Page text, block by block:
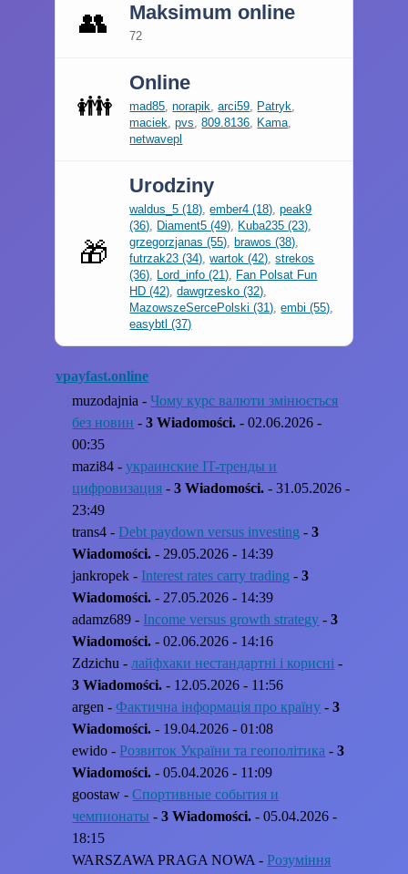
👥 Maksimum online
72
👪
Online
mad85,norapik,arci59, Patryk,
maciek,pvs,809.8136, Kama,
netwavepl
🎁
Urodziny
waldus_5 (18),ember4 (18),peak9
(36), Diament5 (49), Kuba235 (23),
grzegorzjanas (55), brawos (38),
futrzak23 (34),wartok (42),strekos
(36), Lord_info (21), Fan Polsat Fun
HD (42),dawgrzesko (32),
MazowszeSercePolski (31),embi (55),
easybtl (37)
vpayfast.online
muzodajnia -Чому курс валюти змінюється
без новин -3 Wiadomości. - 02.06.2026 -
00:35
mazi84 -украинские IT-тренды и
цифровизация -3 Wiadomości. - 31.05.2026 -
23:49
trans4 -Debt paydown versus investing -3
Wiadomości. - 29.05.2026 - 14:39
jankropek - Interest rates carry trading -3
Wiadomości. - 27.05.2026 - 14:39
adamz689 - Income versus growth strategy -3
Wiadomości. - 02.06.2026 - 14:16
Zdzichu -лайфхаки нестандартні і корисні -
3 Wiadomości. - 12.05.2026 - 11:56
argen -Фактична інформація про країну -3
Wiadomości. - 19.04.2026 - 01:08
ewido -Розвиток України та геополітика -3
Wiadomości. - 05.04.2026 - 11:09
goostaw -Спортивные события и
чемпионаты -3 Wiadomości. - 05.04.2026 -
18:15
WARSZAWA PRAGA NOWA -Розуміння